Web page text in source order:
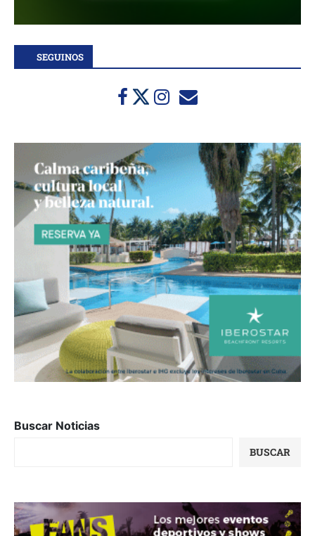
SEGUINOS
Buscar Noticias
BUSCAR